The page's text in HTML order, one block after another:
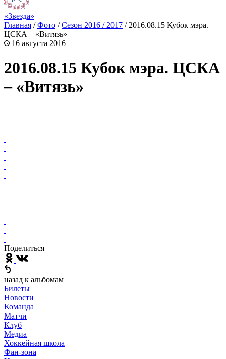
«Звезда»
Главная /Фото /Сезон 2016 / 2017 / 2016.08.15 Кубок мэра.
ЦСКА – «Витязь»
16 августа 2016
2016.08.15 Кубок мэра. ЦСКА
– «Витязь»
Поделиться
назад к альбомам
Билеты
Новости
Команда
Матчи
Клуб
Медиа
Хоккейная школа
Фан-зона